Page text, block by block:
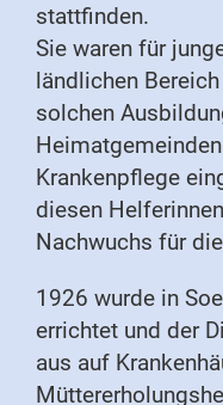
stattfinden.
Sie waren für
ländlichen
solchen
Krankenpflege
diesen
Nachwuchs für
1926 wurde in
errichtet und der
aus auf